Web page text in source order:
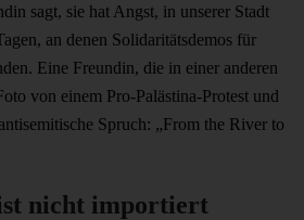
sagt, sie hat Angst, in unserer Stadt
an denen Solidaritätsdemos für
Eine Freundin, die in einer anderen
von einem Pro-Palästina-Protest und
Spruch: „From the River to
nicht importiert